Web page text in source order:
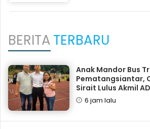
BERITATERBARU
Anak Mandor Bus
Pematangsiantar,
Sirait Lulus Akmil
6 jam lalu